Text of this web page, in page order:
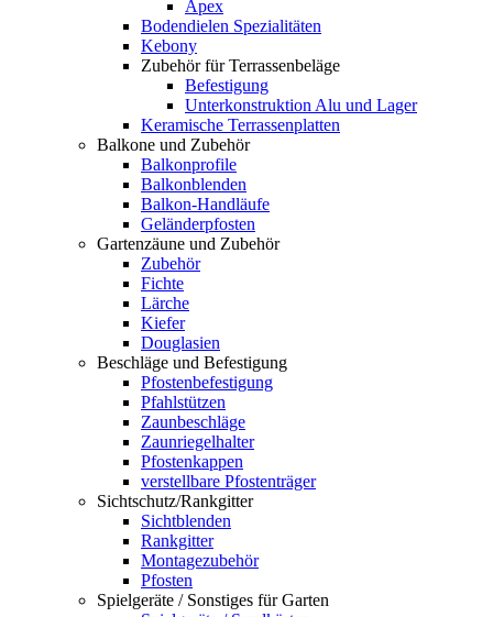
Apex
Bodendielen Spezialitäten
Kebony
Zubehör für Terrassenbeläge
Befestigung
Unterkonstruktion Alu und Lager
Keramische Terrassenplatten
Balkone und Zubehör
Balkonprofile
Balkonblenden
Balkon-Handläufe
Geländerpfosten
Gartenzäune und Zubehör
Zubehör
Fichte
Lärche
Kiefer
Douglasien
Beschläge und Befestigung
Pfostenbefestigung
Pfahlstützen
Zaunbeschläge
Zaunriegelhalter
Pfostenkappen
verstellbare Pfostenträger
Sichtschutz/Rankgitter
Sichtblenden
Rankgitter
Montagezubehör
Pfosten
Spielgeräte / Sonstiges für Garten